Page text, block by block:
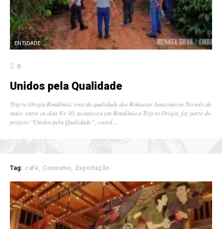
ENTIDADE
0
Unidos pela Qualidade
Trip to Origin Rondônia: rota da qualidade dos Robustas Amazônicos No mês de
maio, entre os dias 8 e 10, aconteceu em Rondônia a Trip to Origin, faz parte do
projeto “Unidos pela Qualidade”, coord…
Tag: café Consumo Exportação